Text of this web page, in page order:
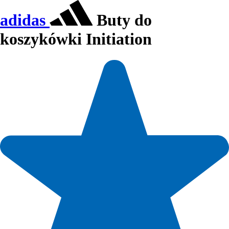
adidas
Buty do
koszykówki Initiation